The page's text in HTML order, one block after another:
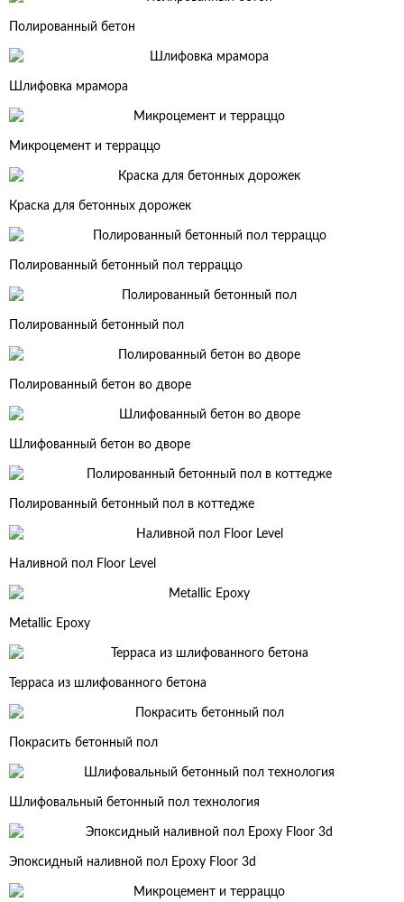
Полированный бетон
Шлифовка мрамора
Микроцемент и терраццо
Краска для бетонных дорожек
Полированный бетонный пол терраццо
Полированный бетонный пол
Полированный бетон во дворе
Шлифованный бетон во дворе
Полированный бетонный пол в коттедже
Наливной пол Floor Level
Metallic Epoxy
Терраса из шлифованного бетона
Покрасить бетонный пол
Шлифовальный бетонный пол технология
Эпоксидный наливной пол Epoxy Floor 3d